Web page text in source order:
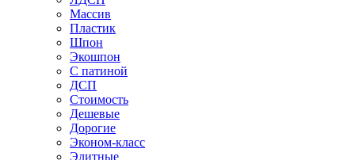
Массив
Пластик
Шпон
Экошпон
С патиной
ДСП
Стоимость
Дешевые
Дорогие
Эконом-класс
Элитные